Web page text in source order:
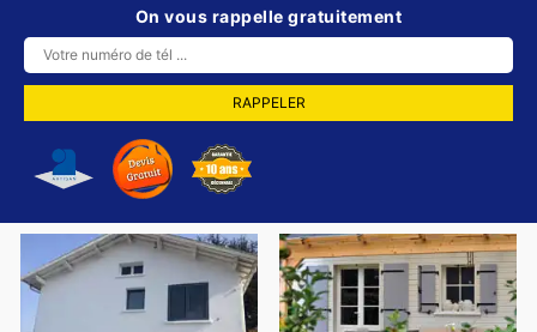
On vous rappelle gratuitement